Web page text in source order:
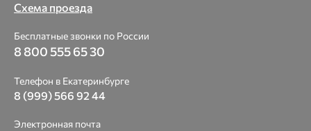
Схема проезда
Бесплатные звонки по России
8 800 555 65 30
Телефон в Екатеринбурге
8 (999) 566 92 44
Электронная почта